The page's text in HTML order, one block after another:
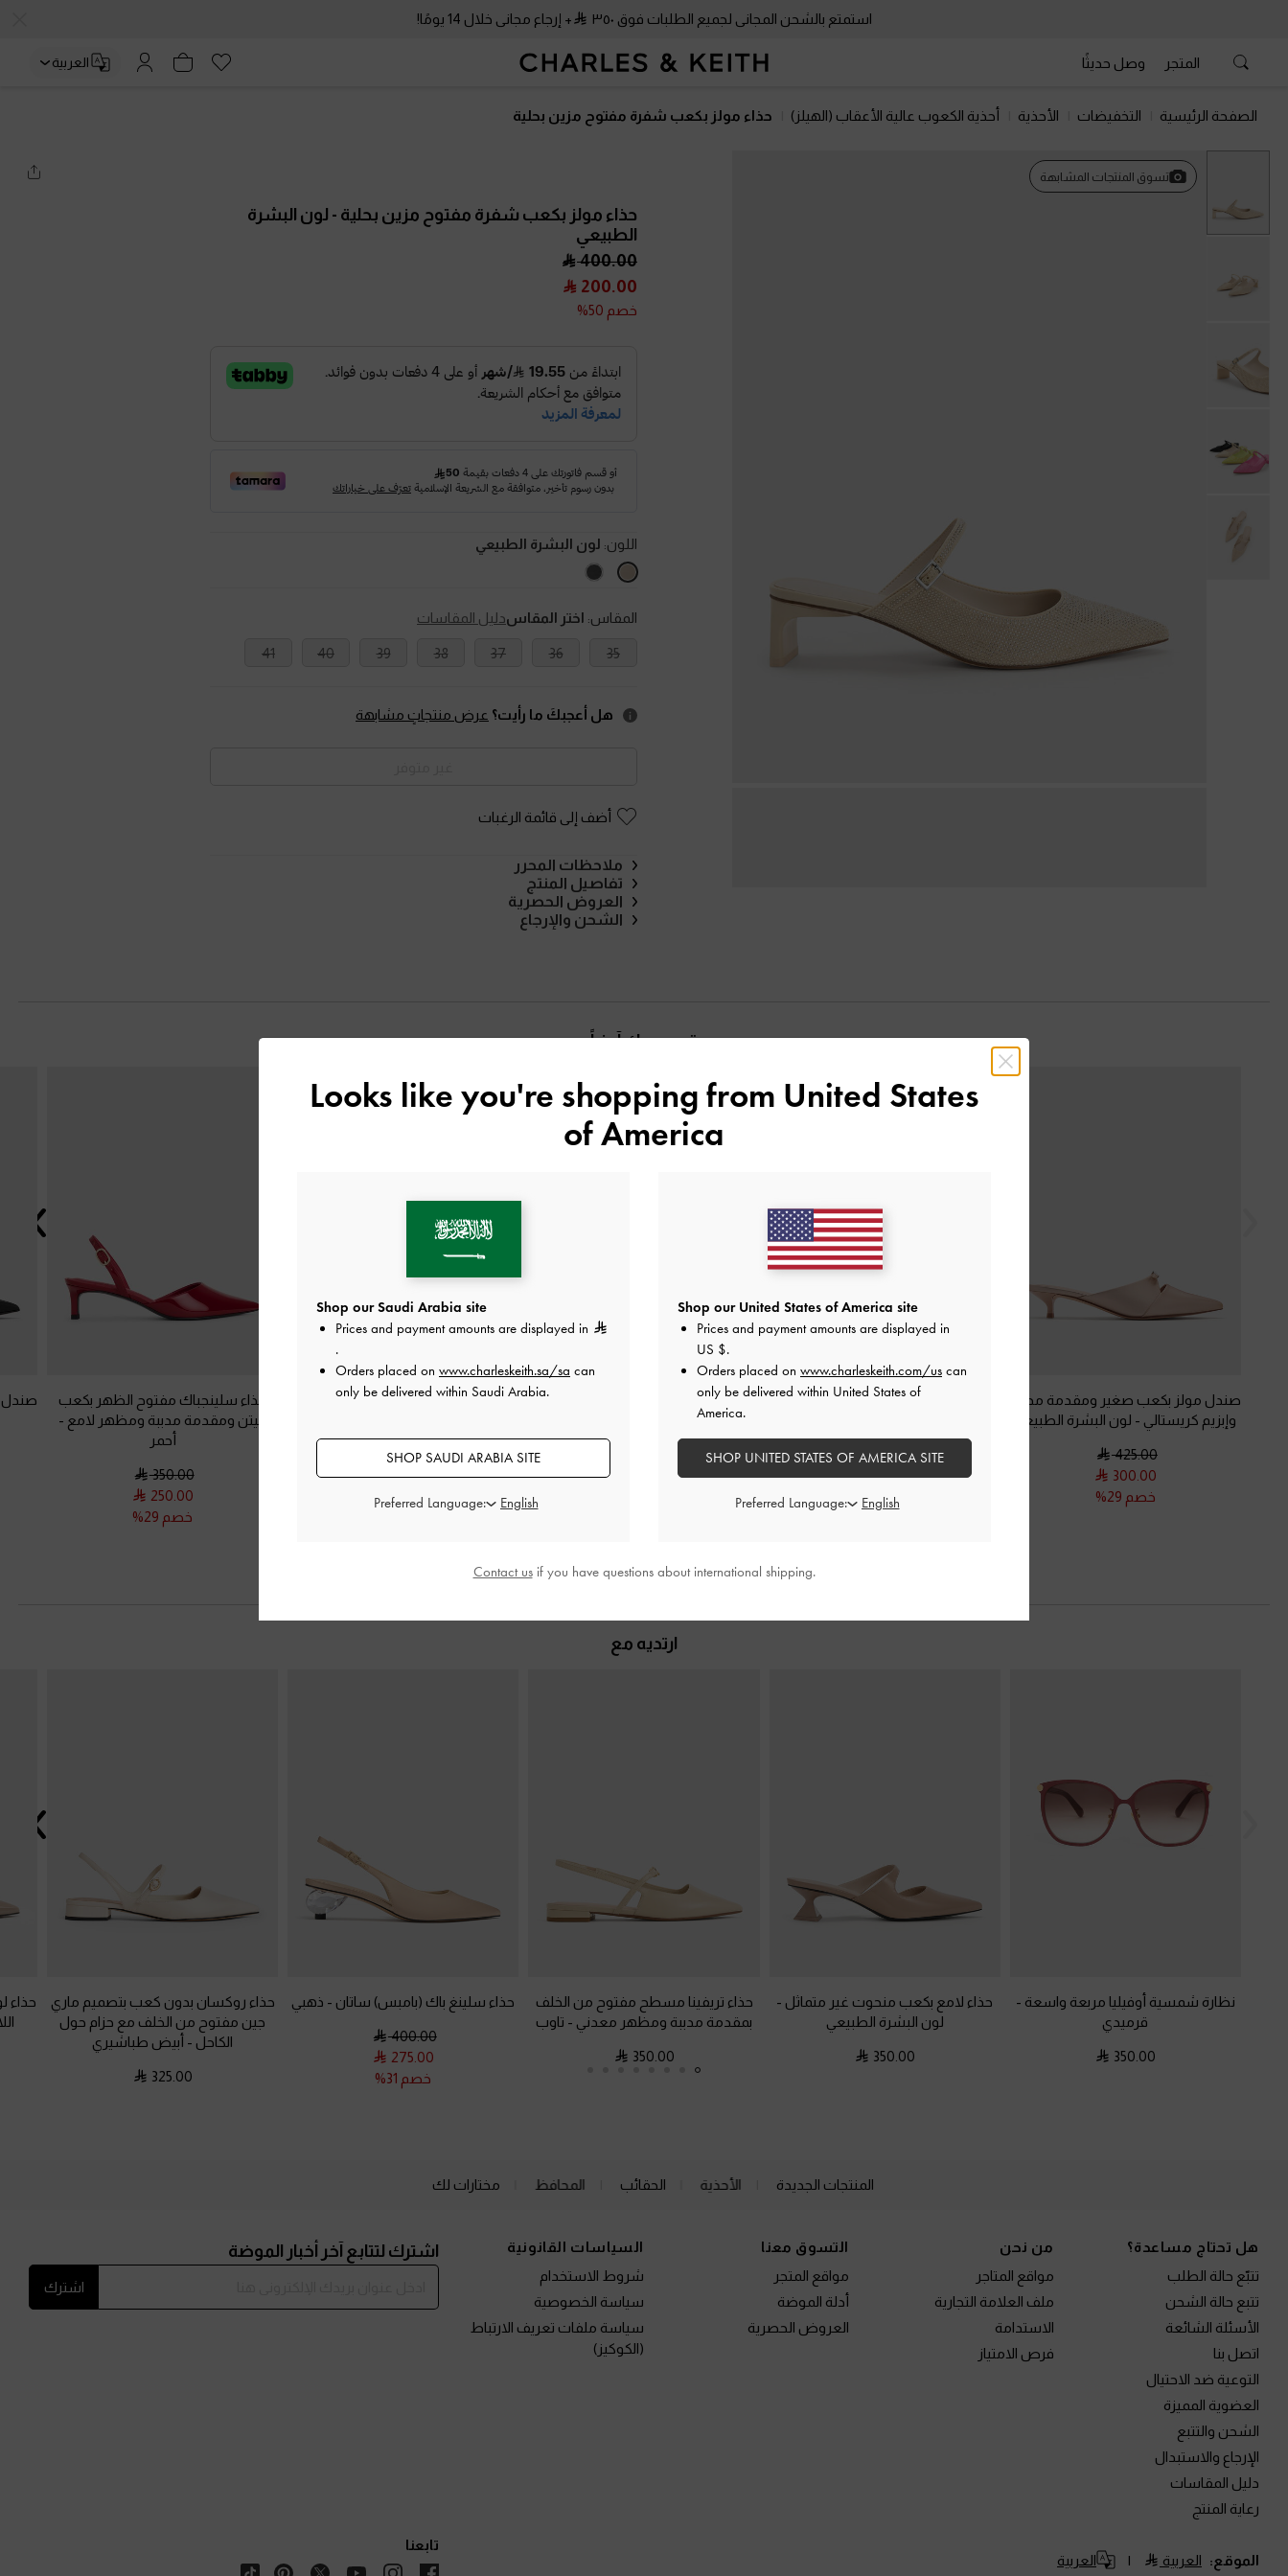
استمتع بالشحن المجاني لجميع الطلبات فوق ٣٥٠ + إرجاع مجاني خلال 14 يومًا!
المتجر وصل حديثًا العربية
الصفحة الرئيسية التخفيضات الأحذية أحذية الكعوب عالية الأعقاب (الهيلز) حذاء مولز بكعب شفرة مفتوح مزين بحلية
تسوق المنتجات المشابهة
حذاء مولز بكعب شفرة مفتوح مزين بحلية - لون البشرة
الطبيعي
400.00
200.00
خصم 50%
اللون: لون البشرة الطبيعي
المقاس: اختر المقاسدليل المقاسات
35
36
37
38
39
40
41
هل أعجبكَ ما رأيت؟ عرض منتجاتٍ مشابهة
أضف إلى قائمة الرغبات
ملاحظات المحرر
تفاصيل المنتج
العروض الحصرية
الشحن والإرجاع
قد يعجبك آيضاً
صندل مولز بكعب صغير ومقدمة مدببة
وإبزيم كريستالي - لون البشرة الطبيعي
425.00
300.00
خصم 29%
حذاء بكعب القطة مفتوح من الخلف
الطبيعي
350.00
250.00
حذاء هيلز بكعب عالٍ سلينجباك من من
الجلد والشبك والترتر
حذاء سلينجباك مفتوح الظهر بدون
وحزام على شكل سلسلة-فضي
350.00
200.00
حذاء سلينجباك مفتوح الظهر بكعب
كيتن ومقدمة مدببة ومظهر لامع -
أحمر
350.00
250.00
خصم 29%
صندل
ارتديه مع
نظارة شمسية أوفيليا مربعة واسعة -
قرميدي
350.00
حذاء لامع بكعب منحوت غير متماثل -
لون البشرة الطبيعي
350.00
حذاء تريفينا مسطح مفتوح من الخلف
بمقدمة مدببة ومظهر معدني - تاوب
350.00
حذاء سلينغ باك (بامبس) ساتان - ذهبي
400.00
275.00
خصم 31%
حذاء روكسان بدون كعب بتصميم ماري
جين مفتوح من الخلف مع حزام حول
الكاحل - أبيض طباشيري
325.00
حذاء
المنتجات الجديدة الأحذية الحقائب المحافظ مختارات لك
هل تحتاج مساعدة؟
تتبّع حالة الطلب
تتبع حالة الشحن
الأسئلة الشائعة
اتصل بنا
التوعية ضد الاحتيال
العضوية المميزة
الشحن والتتبع
الإرجاع والاستبدال
دليل المقاسات
رعاية المنتج
من نحن
مواقع المتاجر
ملف العلامة التجارية
الاستدامة
فرص الامتياز
التسوق معنا
مواقع المتجر
أدلة الموضة
العروض الحصرية
السياسات القانونية
شروط الاستخدام
سياسة الخصوصية
سياسة ملفات تعريف الارتباط
(الكوكيز)
اشترك لتتابع آخر أخبار الموضة
اشترك
الموقع: العربية العربية
تابعنا
Looks like you're shopping from United States
of America
Shop our Saudi Arabia site
Prices and payment amounts are displayed in
.
Orders placed on www.charleskeith.sa/sa can
only be delivered within Saudi Arabia.
SHOP SAUDI ARABIA SITE
Preferred Language:
Shop our United States of America site
Prices and payment amounts are displayed in
US $.
Orders placed on www.charleskeith.com/us can
only be delivered within United States of
America.
SHOP UNITED STATES OF AMERICA SITE
Preferred Language:
Contact usif you have questions about international shipping.